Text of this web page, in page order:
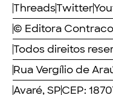
ThreadsTwitter
© Editora
Todos direitos
Rua Vergílio de
Avaré, SPCEP: